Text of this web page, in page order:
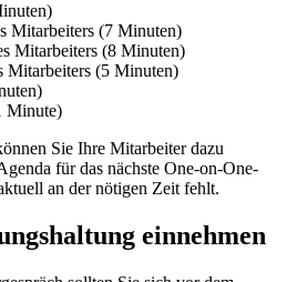
Mitarbeiters (7 Minuten)
Mitarbeiters (8 Minuten)
Mitarbeiters (5 Minuten)
Minute)
Sie Ihre Mitarbeiter dazu
für das nächste One-on-One-
an der nötigen Zeit fehlt.
einnehmen